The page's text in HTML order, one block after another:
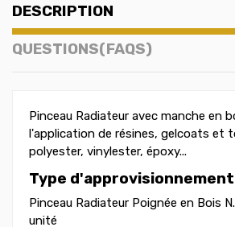
DESCRIPTION
QUESTIONS(FAQS)
Pinceau Radiateur avec manche en
l'application de résines, gelcoats et
polyester, vinylester, époxy...
Type d'approvisionnement
Pinceau Radiateur Poignée en Bois
unité